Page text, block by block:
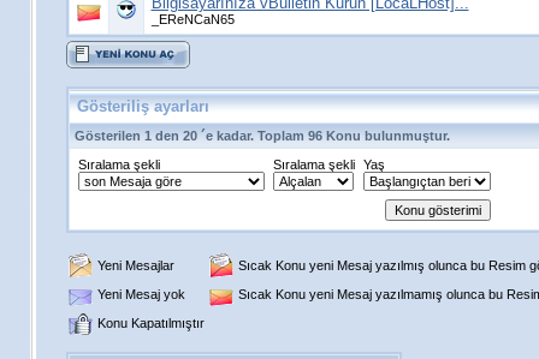
_EReNCaN65
Gösteriliş ayarları
Gösterilen 1 den 20 ´e kadar. Toplam 96 Konu bulunmuştur.
Sıralama şekli
Sıralama şekli Yaş
Yeni Mesajlar
Sıcak Konu yeni Mesaj yazılmış olunca bu Resim
Yeni Mesaj yok
Sıcak Konu yeni Mesaj yazılmamış olunca bu
Konu Kapatılmıştır